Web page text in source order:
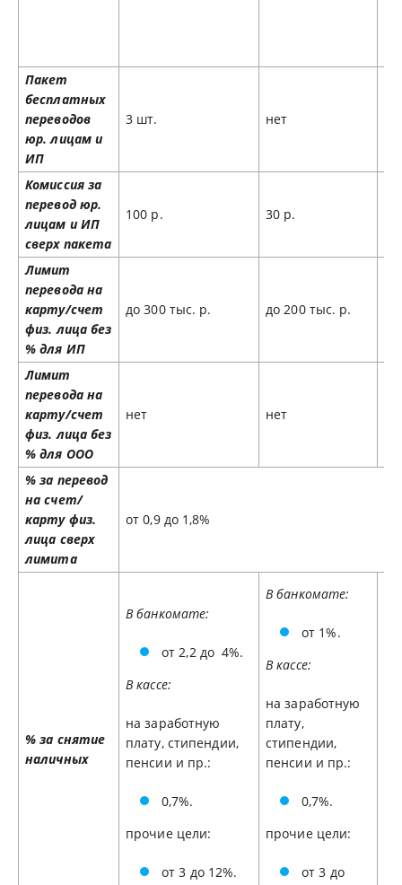
Пакет
бесплатных
переводов
юр. лицам и
ИП
3 шт. нет
Комиссия за
перевод юр.
лицам и ИП
сверх пакета
100 р. 30 р.
Лимит
перевода на
карту/счет
физ. лица без
% для ИП
до 300 тыс. р. до 200 тыс. р.
Лимит
перевода на
карту/счет
физ. лица без
% для ООО
нет нет
% за перевод
на счет/
карту физ.
лица сверх
лимита
от 0,9 до 1,8%
% за снятие
наличных
В банкомате:
от 2,2 до 4%.
В кассе:
на заработную
плату, стипендии,
пенсии и пр.:
0,7%.
прочие цели:
от 3 до 12%.
В банкомате:
от 1%.
В кассе:
на заработную
плату,
стипендии,
пенсии и пр.:
0,7%.
прочие цели:
от 3 до